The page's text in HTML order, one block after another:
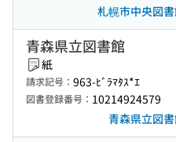
札幌市中央図
青森県立図書館
紙
請求記号： 963-ﾋﾞﾗﾏﾀｽ*ｴ
図書登録番号： 10214924579
青森県立図